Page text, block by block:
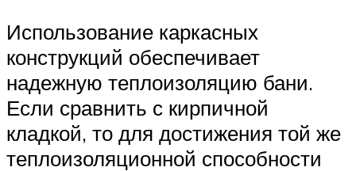
Использование каркасных
конструкций обеспечивает
надежную теплоизоляцию бани.
Если сравнить с кирпичной
кладкой, то для достижения той же
теплоизоляционной способности